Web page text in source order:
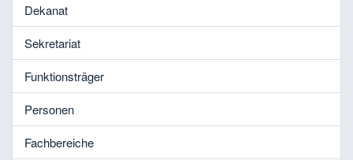
Dekanat
Sekretariat
Funktionsträger
Personen
Fachbereiche